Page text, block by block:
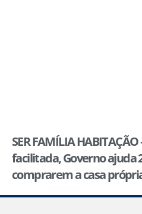
SER FAMÍLIA
facilitada, Governo ajuda
comprarem a casa